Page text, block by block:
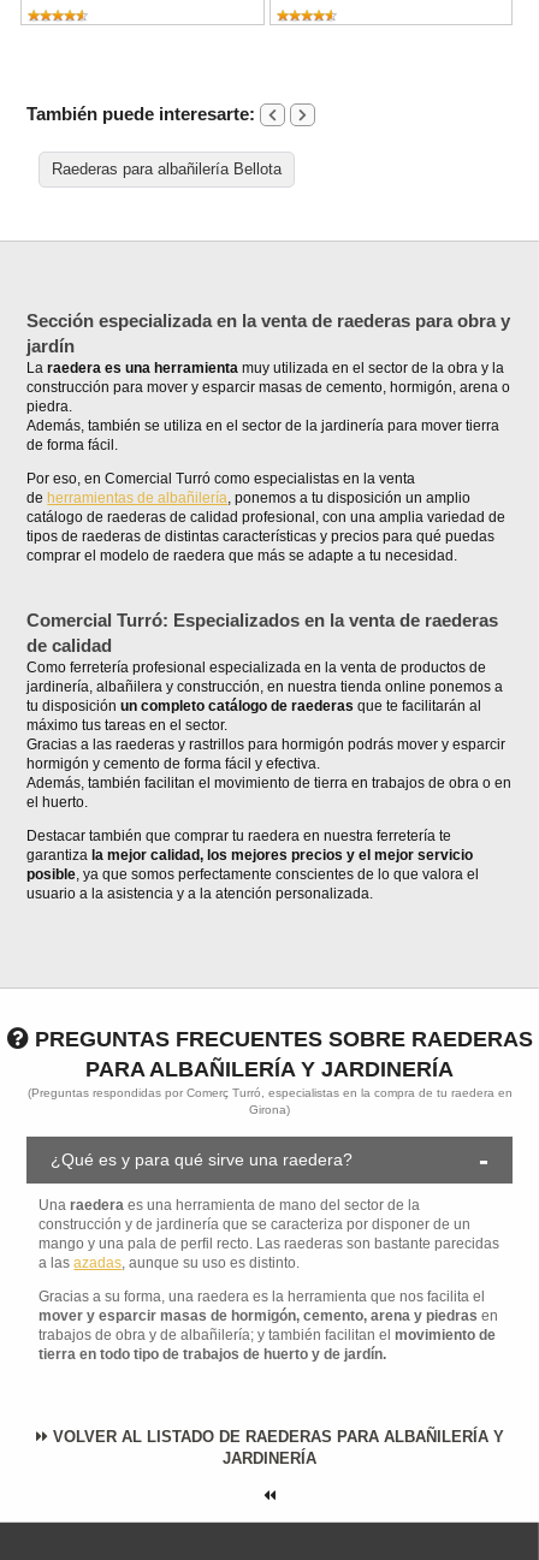
También puede interesarte:
Raederas para albañilería Bellota
Sección especializada en la venta de raederas para obra y
jardín
Laraedera es una herramienta muy utilizada en el sector de la obra y la
construcción para mover y esparcir masas de cemento, hormigón, arena o
piedra.
Además, también se utiliza en el sector de la jardinería para mover tierra
de forma fácil.
Por eso, en Comercial Turró como especialistas en la venta
de herramientas de albañilería, ponemos a tu disposición un amplio
catálogo de raederas de calidad profesional, con una amplia variedad de
tipos de raederas de distintas características y precios para qué puedas
comprar el modelo de raedera que más se adapte a tu necesidad.
Comercial Turró: Especializados en la venta de raederas
de calidad
Como ferretería profesional especializada en la venta de productos de
jardinería, albañilera y construcción, en nuestra tienda online ponemos a
tu disposiciónun completo catálogo de raederasque te facilitarán al
máximo tus tareas en el sector.
Gracias a las raederas y rastrillos para hormigón podrás mover y esparcir
hormigón y cemento de forma fácil y efectiva.
Además, también facilitan el movimiento de tierra en trabajos de obra o en
el huerto.
Destacar también que comprar tu raedera en nuestra ferretería te
garantiza la mejor calidad, los mejores precios y el mejor servicio
posible, ya que somos perfectamente conscientes de lo que valora el
usuario a la asistencia y a la atención personalizada.
PREGUNTAS FRECUENTES SOBRE RAEDERAS
PARA ALBAÑILERÍA Y JARDINERÍA
(Preguntas respondidas por Comerç Turró, especialistas en la compra de tu raedera en
Girona)
¿Qué es y para qué sirve una raedera?
Unaraedera es una herramienta de mano del sector de la
construcción y de jardinería que se caracteriza por disponer de un
mango y una pala de perfil recto. Las raederas son bastante parecidas
a lasazadas, aunque su uso es distinto.
Gracias a su forma, una raedera es la herramienta que nos facilita el
mover y esparcir masas de hormigón, cemento, arena y piedras en
trabajos de obra y de albañilería; y también facilitan elmovimiento de
tierra en todo tipo de trabajos de huerto y de jardín.
VOLVER AL LISTADO DE RAEDERAS PARA ALBAÑILERÍA Y
JARDINERÍA